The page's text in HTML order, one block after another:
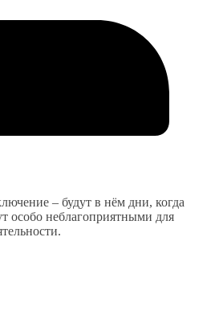
– будут в нём дни, когда
особо неблагоприятными для